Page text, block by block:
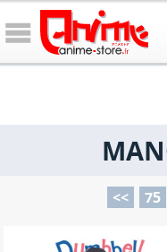
<< 75